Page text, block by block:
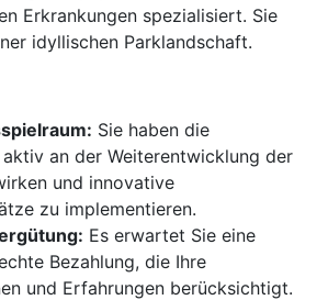
Erkrankungen spezialisiert. Sie
idyllischen Parklandschaft.
Sie haben die
an der Weiterentwicklung der
und innovative
zu implementieren.
Es erwartet Sie eine
Bezahlung, die Ihre
und Erfahrungen berücksichtigt.